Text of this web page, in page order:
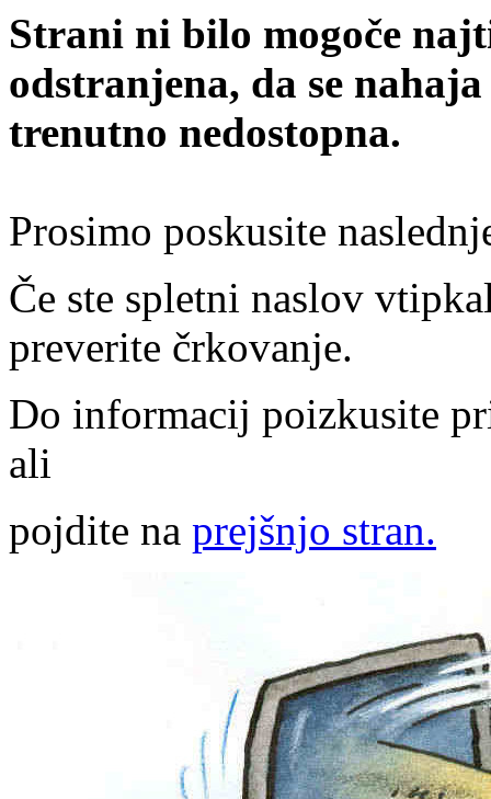
Strani ni bilo mogoče
odstranjena, da se
trenutno nedostopna.
Prosimo poskusite
Če ste spletni naslov
preverite črkovanje.
Do informacij poizkusite
ali
pojdite na prejšnjo stran.